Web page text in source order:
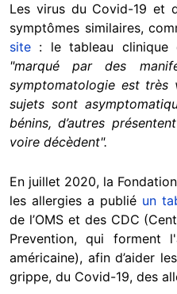
Les virus du Covid-19 et
symptômes similaires,
site : le tableau clinique
"marqué par des
symptomatologie est très
sujets sont
bénins, d’autres
voire décèdent".
En juillet 2020, la
les allergies a publié un
de l’OMS et des CDC
Prevention, qui forment
américaine), afin d’aider
grippe, du Covid-19, des